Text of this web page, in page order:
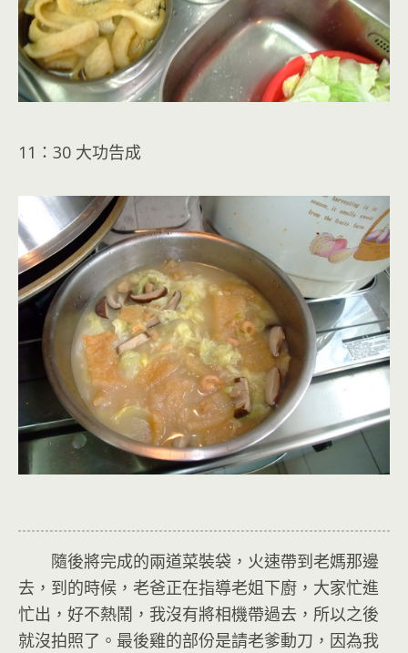
11：30 大功告成
隨後將完成的兩道菜裝袋，火速帶到老媽那邊
去，到的時候，老爸正在指導老姐下廚，大家忙進
忙出，好不熱鬧，我沒有將相機帶過去，所以之後
就沒拍照了。最後雞的部份是請老爹動刀，因為我